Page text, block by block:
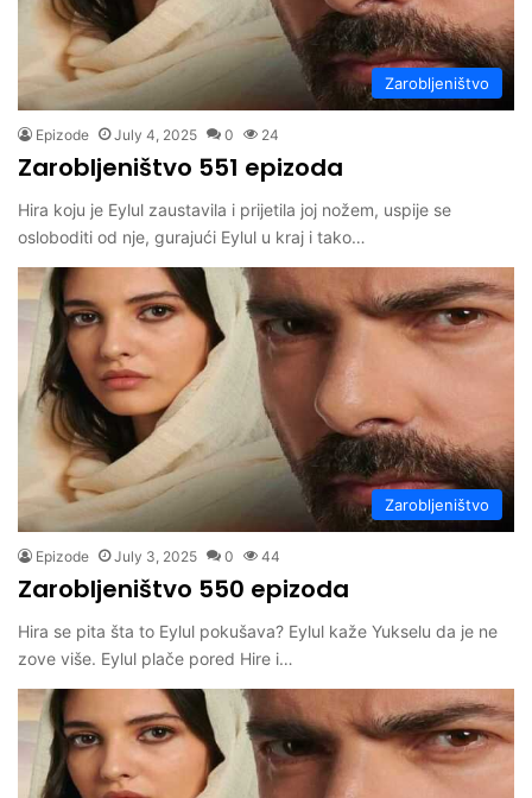
Zarobljeništvo
Epizode July 4, 2025 0 24
Zarobljeništvo 551 epizoda
Hira koju je Eylul zaustavila i prijetila joj nožem, uspije se
osloboditi od nje, gurajući Eylul u kraj i tako…
Zarobljeništvo
Epizode July 3, 2025 0 44
Zarobljeništvo 550 epizoda
Hira se pita šta to Eylul pokušava? Eylul kaže Yukselu da je ne
zove više. Eylul plače pored Hire i…